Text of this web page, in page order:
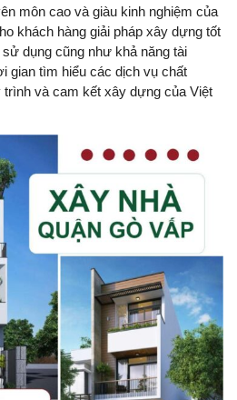
môn cao và giàu kinh nghiệm của
khách hàng giải pháp xây dựng tốt
dụng cũng như khả năng tài
gian tìm hiểu các dịch vụ chất
và cam kết xây dựng của Việt